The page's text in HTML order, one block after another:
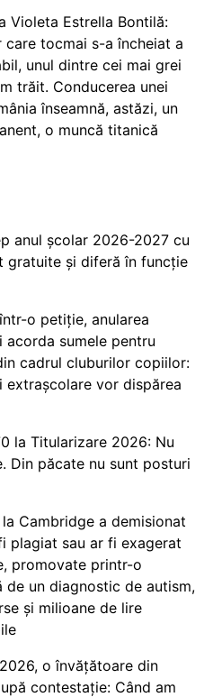
Violeta Estrella Bontilă:
care tocmai s-a încheiat a
unul dintre cei mai grei
trăit. Conducerea unei
înseamnă, astăzi, un
o muncă titanică
anul școlar 2026-2027 cu
gratuite și diferă în funcție
o petiție, anularea
acorda sumele pentru
cadrul cluburilor copiilor:
vor dispărea
la Titularizare 2026: Nu
Din păcate nu sunt posturi
Cambridge a demisionat
plagiat sau ar fi exagerat
promovate printr-o
un diagnostic de autism,
și milioane de lire
o învățătoare din
contestație: Când am